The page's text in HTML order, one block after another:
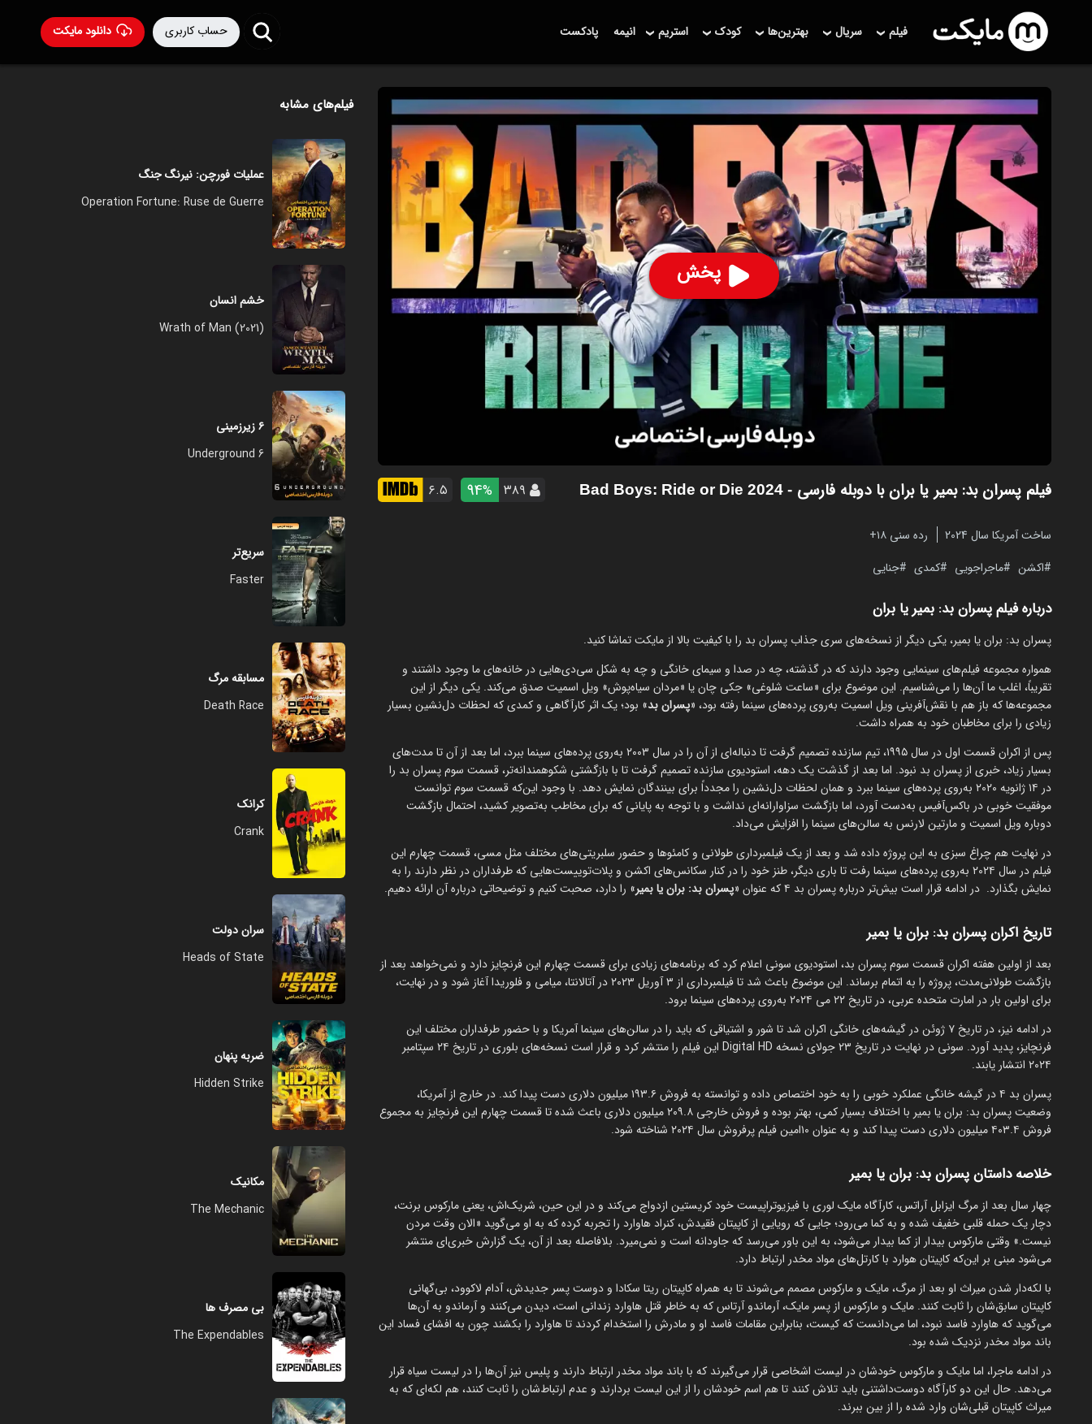
دانلود مایکت حساب کاربری فیلم سریال بهترین‌ها کودک استریم انیمه پادکست
پخش
فیلم پسران بد: بمیر یا بران با دوبله فارسی - Bad Boys: Ride or Die 2024 ۳۸۹ 94% ۶.۵
ساخت آمریکا سال 2024
رده سنی ۱۸+
اکشن
ماجراجویی کمدی جنایی
درباره فیلم پسران بد: بمیر یا بران
پسران بد: بران یا بمیر، یکی دیگر از نسخه‌های سری جذاب پسران بد را با کیفیت بالا از مایکت تماشا کنید.
همواره مجموعه فیلم‌های سینمایی وجود دارند که در گذشته، چه در صدا و سیمای خانگی و چه به شکل سی‌دی‌هایی در خانه‌های ما وجود داشتند و
تقریباً، اغلب ما آن‌ها را می‌شناسیم. این موضوع برای «ساعت شلوغی» جکی چان یا «مردان سیاه‌پوش» ویل اسمیت صدق می‌کند. یکی دیگر از این
مجموعه‌ها که باز هم با نقش‌آفرینی ویل اسمیت به‌روی پرده‌های سینما رفته بود، «پسران بد» بود؛ یک اثر کارآگاهی و کمدی که لحظات دل‌نشین بسیار
زیادی را برای مخاطبان خود به همراه داشت.
پس از اکران قسمت اول در سال ۱۹۹۵، تیم سازنده تصمیم گرفت تا دنباله‌ای از آن را در سال ۲۰۰۳ به‌روی پرده‌های سینما ببرد، اما بعد از آن تا مدت‌های
بسیار زیاد، خبری از پسران بد نبود. اما بعد از گذشت یک دهه، استودیوی سازنده تصمیم گرفت تا با بازگشتی شکوهمندانه‌تر، قسمت سوم پسران بد را
در ۱۴ ژانویه ۲۰۲۰ به‌روی پرده‌های سینما ببرد و همان لحظات دل‌نشین را مجدداً برای بینندگان نمایش دهد. با وجود این‌که قسمت سوم توانست
موفقیت خوبی در باکس‌آفیس به‌دست آورد، اما بازگشت سزاوارانه‌ای نداشت و با توجه به پایانی که برای مخاطب به‌تصویر کشید، احتمال بازگشت
دوباره ویل اسمیت و مارتین لارنس به سالن‌های سینما را افزایش می‌داد.
در نهایت هم چراغ سبزی به این پروژه داده شد و بعد از یک فیلمبرداری طولانی و کامئوها و حضور سلبریتی‌های مختلف مثل مسی، قسمت چهارم این
فیلم در سال ۲۰۲۴ به‌روی پرده‌های سینما رفت تا باری دیگر، طنز خود را در کنار سکانس‌های اکشن و پلات‌توییست‌هایی که طرفداران در نظر دارند را به
نمایش بگذارد. در ادامه قرار است بیش‌تر درباره پسران بد ۴ که عنوان «
پسران بد: بران یا بمیر» را دارد، صحبت کنیم و توضیحاتی درباره آن ارائه دهیم.
تاریخ اکران پسران بد: بران یا بمیر
بعد از اولین هفته اکران قسمت سوم پسران بد، استودیوی سونی اعلام کرد که برنامه‌های زیادی برای قسمت چهارم این فرنچایز دارد و نمی‌خواهد بعد از
بازگشت طولانی‌مدت، پروژه را به اتمام برساند. این موضوع باعث شد تا فیلمبرداری از ۳ آوریل ۲۰۲۳ در آتالانتا، میامی و فلوریدا آغاز شود و در نهایت،
برای اولین بار در امارت متحده عربی، در تاریخ ۲۲ می ۲۰۲۴ به‌روی پرده‌های سینما برود.
در ادامه نیز، در تاریخ ۷ ژوئن در گیشه‌های خانگی اکران شد تا شور و اشتیاقی که باید را در سالن‌های سینما آمریکا و با حضور طرفداران مختلف این
فرنچایز، پدید آورد. سونی در نهایت در تاریخ ۲۳ جولای نسخه Digital HD این فیلم را منتشر کرد و قرار است نسخه‌های بلوری در تاریخ ۲۴ سپتامبر
۲۰۲۴ انتشار یابند.
پسران بد ۴ در گیشه خانگی عملکرد خوبی را به خود اختصاص داده و توانسته به فروش ۱۹۳.۶ میلیون دلاری دست پیدا کند. در خارج از آمریکا،
وضعیت پسران بد: بران یا بمیر با اختلاف بسیار کمی، بهتر بوده و فروش خارجی ۲۰۹.۸ میلیون دلاری باعث شده تا قسمت چهارم این فرنچایز به مجموع
فروش ۴۰۳.۴ میلیون دلاری دست پیدا کند و به عنوان ۱۰امین فیلم پرفروش سال ۲۰۲۴ شناخته شود.
خلاصه داستان پسران بد: بران یا بمیر
چهار سال بعد از مرگ ایزابل آراتس، کارآگاه مایک لوری با فیزیوتراپیست خود کریستین ازدواج می‌کند و در این حین، شریک‌اش، یعنی مارکوس برنت،
دچار یک حمله قلبی خفیف شده و به کما می‌رود؛ جایی که رویایی از کاپیتان فقیدش، کنراد هاوارد را تجربه کرده که به او می‌گوید «الان وقت مردن
نیست.» وقتی مارکوس بیدار از کما بیدار می‌شود، به این باور می‌رسد که جاودانه است و نمی‌میرد. بلافاصله بعد از آن، یک گزارش خبری‌ای منتشر
می‌شود مبنی بر این‌که کاپیتان هوارد با کارتل‌های مواد مخدر ارتباط دارد.
با لکه‌دار شدن میراث او بعد از مرگ، مایک و مارکوس مصمم می‌شوند تا به همراه کاپیتان ریتا سکادا و دوست پسر جدیدش، آدام لاکوود، بی‌گهانی
کاپیتان سابق‌شان را ثابت کنند. مایک و مارکوس از پسر مایک، آرماندو آرتاس که به خاطر قتل هاوارد زندانی است، دیدن می‌کنند و آرماندو به آن‌ها
می‌گوید که هاوارد فاسد نبود، اما می‌دانست که کیست، بنابراین مقامات فاسد او و مادرش را استخدام کردند تا هاوارد را بکشند چون به افشای فساد این
باند مواد مخدر نزدیک شده بود.
در ادامه ماجرا، اما مایک و مارکوس خودشان در لیست اشخاصی قرار می‌گیرند که با باند مواد مخدر ارتباط دارند و پلیس نیز آن‌ها را در لیست سیاه قرار
می‌دهد. حال این دو کارآگاه دوست‌داشتنی باید تلاش کنند تا هم اسم خودشان را از این لیست بردارند و عدم ارتباط‌شان را ثابت کنند، هم لکه‌ای که به
میراث کاپیتان‌ قبلی‌شان وارد شده را از بین ببرند.
فیلم‌های مشابه
عملیات فورچن: نیرنگ جنگ
Operation Fortune: Ruse de Guerre
خشم انسان
Wrath of Man (2021)
۶ زیرزمینی
6 Underground
سریع‌تر
Faster
مسابقه مرگ
Death Race
کرانک
Crank
سران دولت
Heads of State
ضربه پنهان
Hidden Strike
مکانیک
The Mechanic
بی مصرف ها
The Expendables